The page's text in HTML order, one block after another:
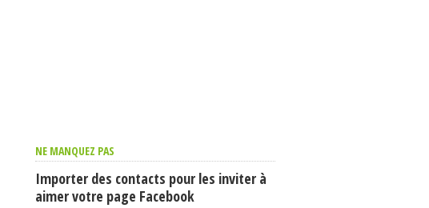
NE MANQUEZ PAS
Importer des contacts pour les inviter à
aimer votre page Facebook